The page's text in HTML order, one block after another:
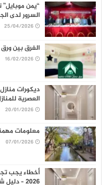
“يمن
السرور لدى
25/04/2026
الفرق بين
16/02/2026
العصرية
20/01/2026
معلومات مهمة
07/01/2026
أخطاء يجب
2026 – دليل شامل من خبراء الديكور